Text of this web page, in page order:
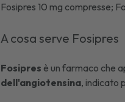
Fosipres 10 mg compresse;
A cosa serve Fosipres
Fosipres è un farmaco che
dell'angiotensina, indicato